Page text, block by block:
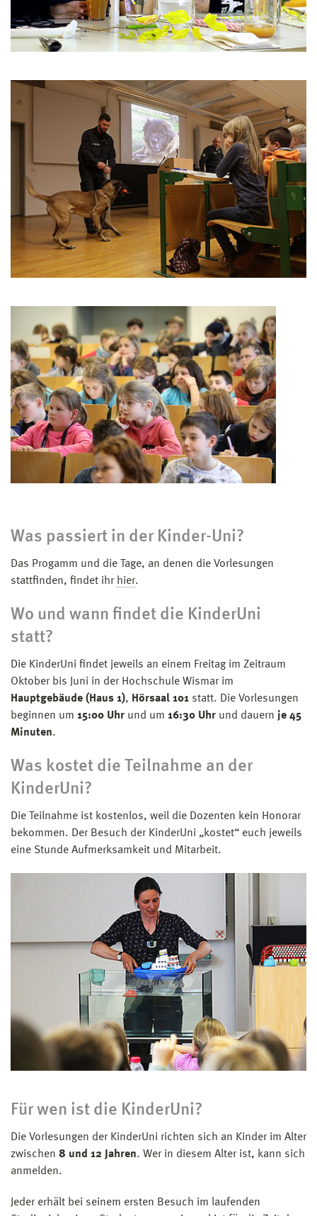
Was passiert in der Kinder-Uni?
Das Progamm und die Tage, an denen die Vorlesungen
stattfinden, findet ihr hier.
Wo und wann findet die KinderUni
statt?
Die KinderUni findet jeweils an einem Freitag im Zeitraum
Oktober bis Juni in der Hochschule Wismar im
Hauptgebäude (Haus 1), Hörsaal 101 statt. Die Vorlesungen
beginnen um 15:00 Uhr und um 16:30 Uhr und dauern je 45
Minuten.
Was kostet die Teilnahme an der
KinderUni?
Die Teilnahme ist kostenlos, weil die Dozenten kein Honorar
bekommen. Der Besuch der KinderUni „kostet“ euch jeweils
eine Stunde Aufmerksamkeit und Mitarbeit.
Für wen ist die KinderUni?
Die Vorlesungen der KinderUni richten sich an Kinder im Alter
zwischen 8 und 12 Jahren. Wer in diesem Alter ist, kann sich
anmelden.
Jeder erhält bei seinem ersten Besuch im laufenden